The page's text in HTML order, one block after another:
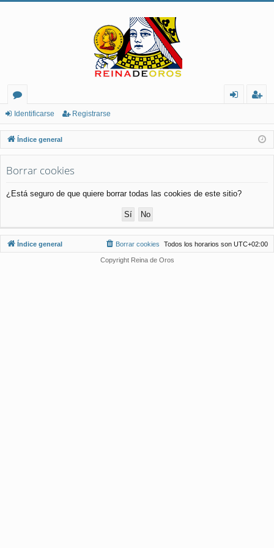
or
os
nt
ifi
rs
ist
ra
Identificarse Registrarse
Índice general
Borrar cookies
¿Está seguro de que quiere borrar todas las cookies de este sitio?
Índice general Todos los horarios son UTC+02:00
Borrar cookies
Copyright Reina de Oros